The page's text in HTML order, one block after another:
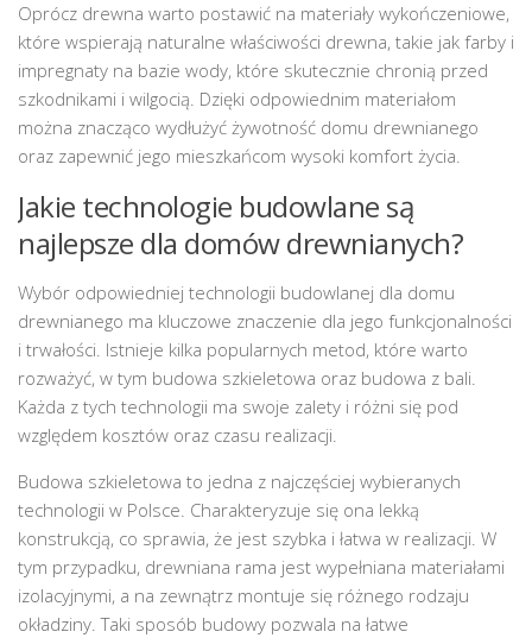
Oprócz drewna warto postawić na materiały wykończeniowe,
które wspierają naturalne właściwości drewna, takie jak farby i
impregnaty na bazie wody, które skutecznie chronią przed
szkodnikami i wilgocią. Dzięki odpowiednim materiałom
można znacząco wydłużyć żywotność domu drewnianego
oraz zapewnić jego mieszkańcom wysoki komfort życia.
Jakie technologie budowlane są
najlepsze dla domów drewnianych?
Wybór odpowiedniej technologii budowlanej dla domu
drewnianego ma kluczowe znaczenie dla jego funkcjonalności
i trwałości. Istnieje kilka popularnych metod, które warto
rozważyć, w tym budowa szkieletowa oraz budowa z bali.
Każda z tych technologii ma swoje zalety i różni się pod
względem kosztów oraz czasu realizacji.
Budowa szkieletowa to jedna z najczęściej wybieranych
technologii w Polsce. Charakteryzuje się ona lekką
konstrukcją, co sprawia, że jest szybka i łatwa w realizacji. W
tym przypadku, drewniana rama jest wypełniana materiałami
izolacyjnymi, a na zewnątrz montuje się różnego rodzaju
okładziny. Taki sposób budowy pozwala na łatwe